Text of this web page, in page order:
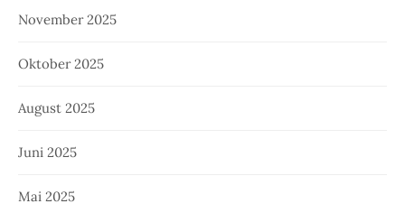
November 2025
Oktober 2025
August 2025
Juni 2025
Mai 2025